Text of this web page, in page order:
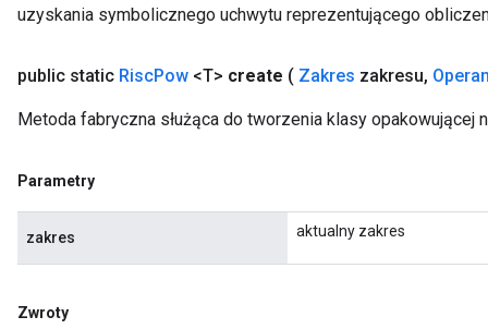
uzyskania symbolicznego uchwytu reprezentującego
public static RiscPow <T> create ( Zakres zakresu,
Metoda fabryczna służąca do tworzenia klasy opakowującej
Parametry
zakres aktualny zakres
Zwroty